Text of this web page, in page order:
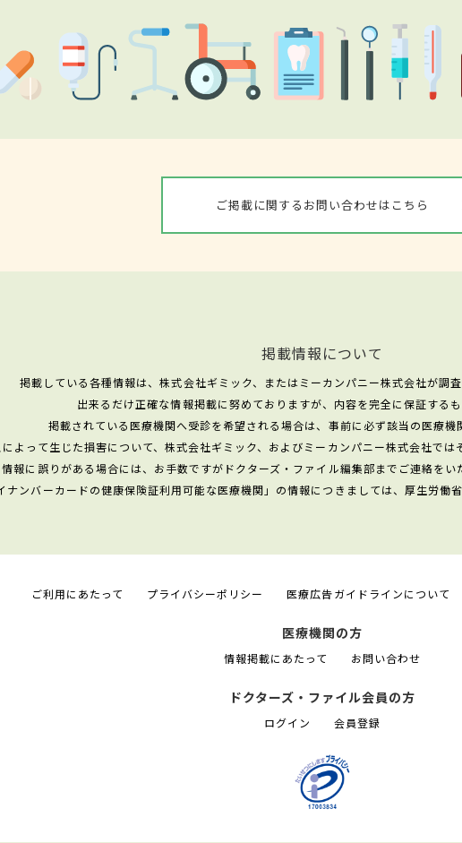
ご掲載に関するお問い合わせはこちら
掲載情報について
掲載している各種情報は、株式会社ギミック、またはミーカンパニー株式会社が調
出来るだけ正確な情報掲載に努めておりますが、内容を完全に保証するも
掲載されている医療機関へ受診を希望される場合は、事前に必ず該当の医療機
よって生じた損害について、株式会社ギミック、およびミーカンパニー株式会社では
情報に誤りがある場合には、お手数ですがドクターズ・ファイル編集部までご連絡をい
ナンバーカードの健康保険証利用可能な医療機関」の情報につきましては、厚生労働
ご利用にあたって プライバシーポリシー 医療広告ガイドラインについて
医療機関の方
情報掲載にあたって お問い合わせ
ドクターズ・ファイル会員の方
ログイン 会員登録